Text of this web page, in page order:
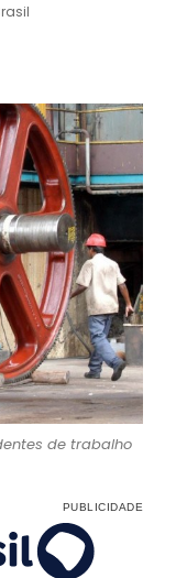
de trabalho